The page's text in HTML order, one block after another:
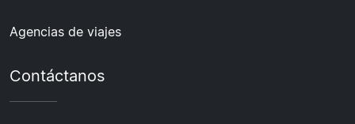
Agencias de viajes
Contáctanos